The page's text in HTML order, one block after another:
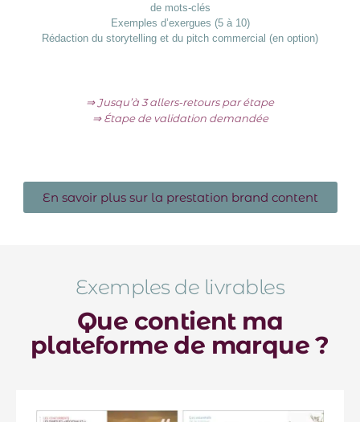
de mots-clés
Exemples d’exergues (5 à 10)
Rédaction du storytelling et du pitch commercial (en option)
⇒ Jusqu’à 3 allers-retours par étape
⇒ Étape de validation demandée
En savoir plus sur la prestation brand content
Exemples de livrables
Que contient ma
plateforme de marque ?